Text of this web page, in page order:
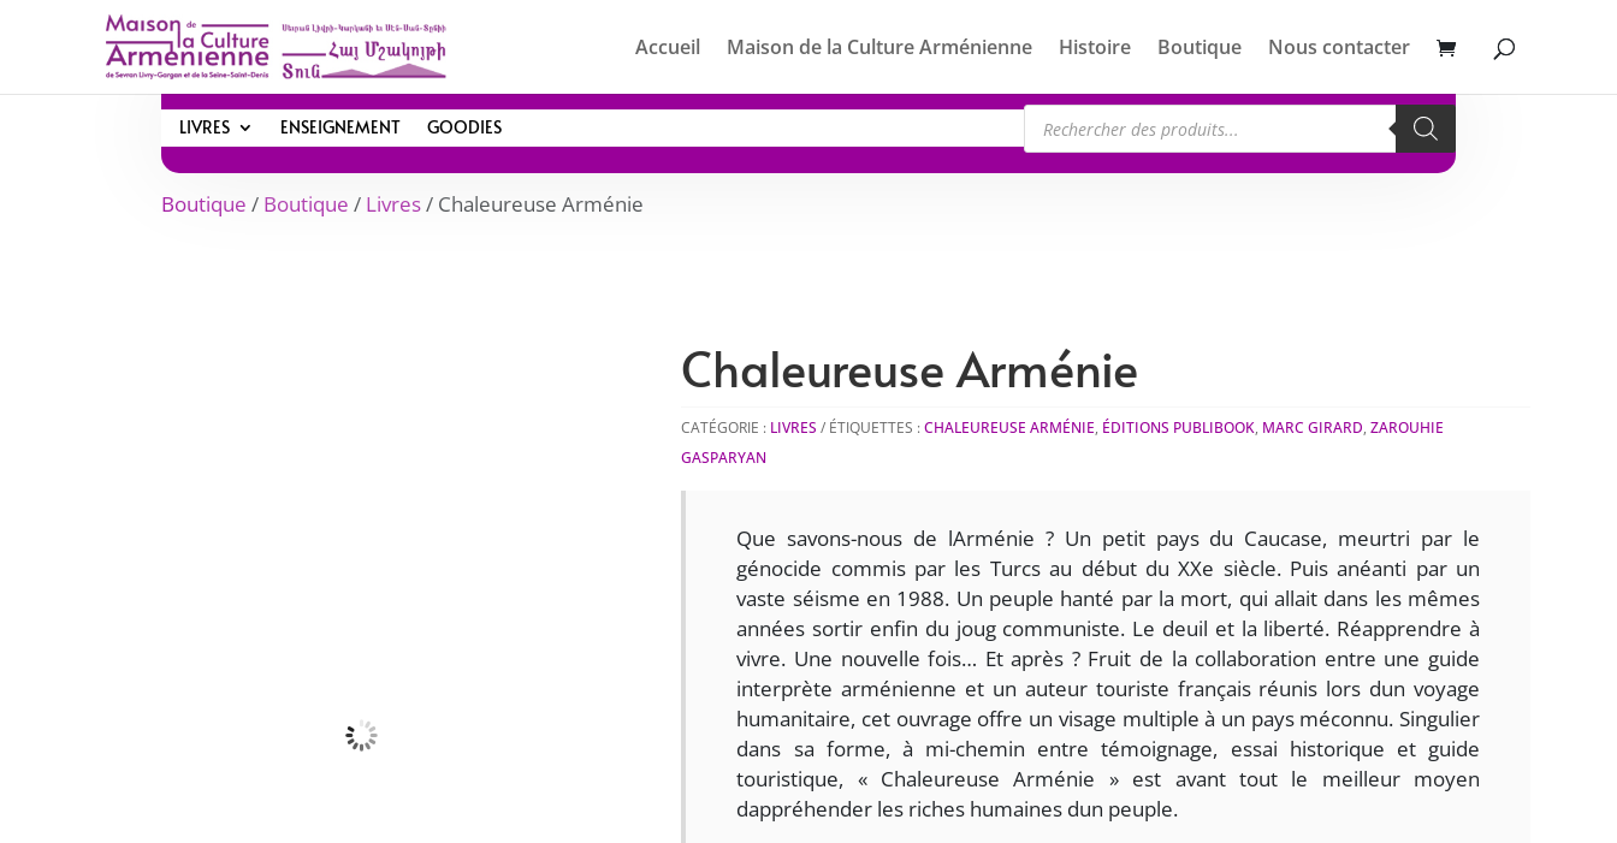
Accueil Maison de la Culture Arménienne Histoire Boutique Nous contacter
LIVRES ENSEIGNEMENT GOODIES Recherche
de
produits
Boutique / Boutique / Livres/ Chaleureuse Arménie
Chaleureuse Arménie
CATÉGORIE : LIVRES ÉTIQUETTES :CHALEUREUSE ARMÉNIE, ÉDITIONS PUBLIBOOK, MARC GIRARD,ZAROUHIE
GASPARYAN
Que savons-nous de lArménie ? Un petit pays du Caucase, meurtri par le
génocide commis par les Turcs au début du XXe siècle. Puis anéanti par un
vaste séisme en 1988. Un peuple hanté par la mort, qui allait dans les mêmes
années sortir enfin du joug communiste. Le deuil et la liberté. Réapprendre à
vivre. Une nouvelle fois… Et après ? Fruit de la collaboration entre une guide
interprète arménienne et un auteur touriste français réunis lors dun voyage
humanitaire, cet ouvrage offre un visage multiple à un pays méconnu. Singulier
dans sa forme, à mi-chemin entre témoignage, essai historique et guide
touristique, « Chaleureuse Arménie » est avant tout le meilleur moyen
dappréhender les riches humaines dun peuple.